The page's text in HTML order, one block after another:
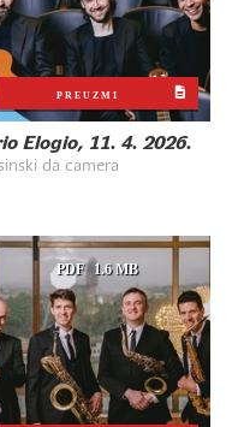
PREUZMI
Elogio, 11. 4. 2026.
da camera
PDF 1.6 MB